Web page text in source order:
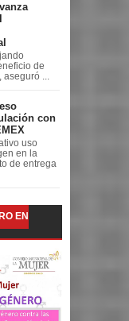
de
...
con
uso
en la
de entrega
EN